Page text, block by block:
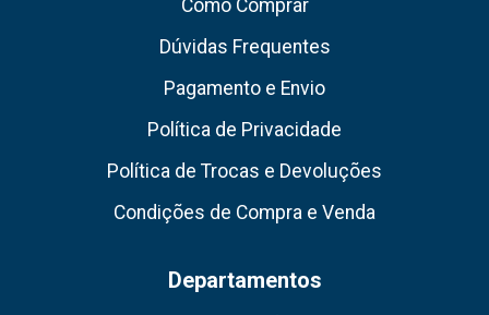
Como Comprar
Dúvidas Frequentes
Pagamento e Envio
Política de Privacidade
Política de Trocas e Devoluções
Condições de Compra e Venda
Departamentos